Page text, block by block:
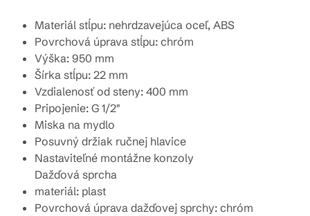
Materiál stĺpu: nehrdzavejúca oceľ, ABS
Povrchová úprava stĺpu: chróm
Výška: 950 mm
Šírka stĺpu: 22 mm
Vzdialenosť od steny: 400 mm
Pripojenie: G 1/2"
Miska na mydlo
Posuvný držiak ručnej hlavice
Nastaviteľné montážne konzoly
Dažďová sprcha
materiál: plast
Povrchová úprava dažďovej sprchy: chróm